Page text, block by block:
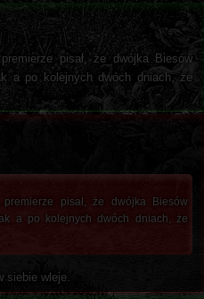
pisał, że dwójka Biesów
a po kolejnych dwóch dniach, że
pisał, że dwójka Biesów
a po kolejnych dwóch dniach, że
siebie wleje.